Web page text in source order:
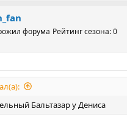
форума Рейтинг сезона: 0
Бальтазар у Дениса